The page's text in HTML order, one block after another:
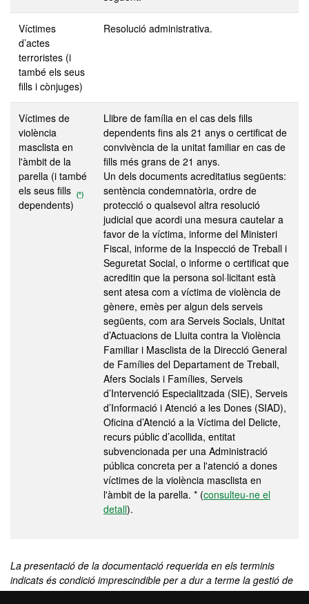
Víctimes
d’actes
terroristes (i
també els seus
fills i cònjuges)
Resolució administrativa.
Víctimes de
violència
masclista en
l'àmbit de la
parella (i també
els seus fills
dependents)
(*)
Llibre de família en el cas dels fills
dependents fins als 21 anys o certificat de
convivència de la unitat familiar en cas de
fills més grans de 21 anys.
Un dels documents acreditatius següents:
sentència condemnatòria, ordre de
protecció o qualsevol altra resolució
judicial que acordi una mesura cautelar a
favor de la víctima, informe del Ministeri
Fiscal, informe de la Inspecció de Treball i
Seguretat Social, o informe o certificat que
acreditin que la persona sol·licitant està
sent atesa com a víctima de violència de
gènere, emès per algun dels serveis
següents, com ara Serveis Socials, Unitat
d’Actuacions de Lluita contra la Violència
Familiar i Masclista de la Direcció General
de Famílies del Departament de Treball,
Afers Socials i Famílies, Serveis
d’Intervenció Especialitzada (SIE), Serveis
d’Informació i Atenció a les Dones (SIAD),
Oficina d’Atenció a la Víctima del Delicte,
recurs públic d’acollida, entitat
subvencionada per una Administració
pública concreta per a l'atenció a dones
víctimes de la violència masclista en
l'àmbit de la parella. * (consulteu-ne el
detall).
La presentació de la documentació requerida en els terminis
indicats és condició imprescindible per a dur a terme la gestió de
l'expedient acadèmic, per a formalitzar una nova matrícula o